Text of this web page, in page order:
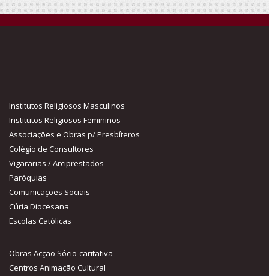
Institutos Religiosos Masculinos
Institutos Religiosos Femininos
Associações e Obras p/ Presbíteros
Colégio de Consultores
Vigararias / Arciprestados
Paróquias
Comunicações Sociais
Cúria Diocesana
Escolas Católicas
Obras Acção Sócio-caritativa
Centros Animação Cultural